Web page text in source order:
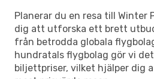
Planerar du en resa till Winter
dig att utforska ett brett
från betrodda globala
hundratals flygbolag gör vi
biljettpriser, vilket hjälper dig